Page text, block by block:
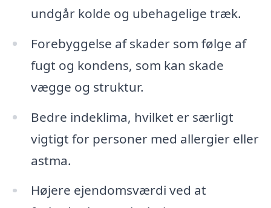
undgår kolde og ubehagelige træk.
Forebyggelse af skader som følge af
fugt og kondens, som kan skade
vægge og struktur.
Bedre indeklima, hvilket er særligt
vigtigt for personer med allergier eller
astma.
Højere ejendomsværdi ved at